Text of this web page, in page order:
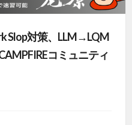
Slop対策、LLM→LQM
コミュニティ